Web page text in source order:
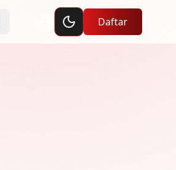
Toggle dark mode
Daftar